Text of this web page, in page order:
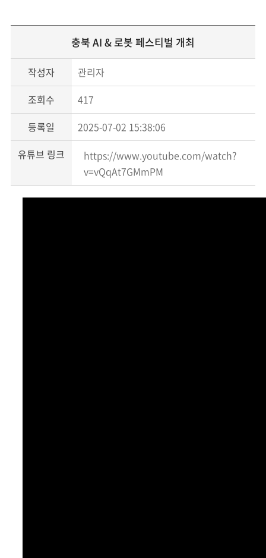
충북 AI & 로봇 페스티벌 개최
작성자
관리자
조회수
417
등록일
2025-07-02 15:38:06
유튜브 링크
https://www.youtube.com/watch?
v=vQqAt7GMmPM